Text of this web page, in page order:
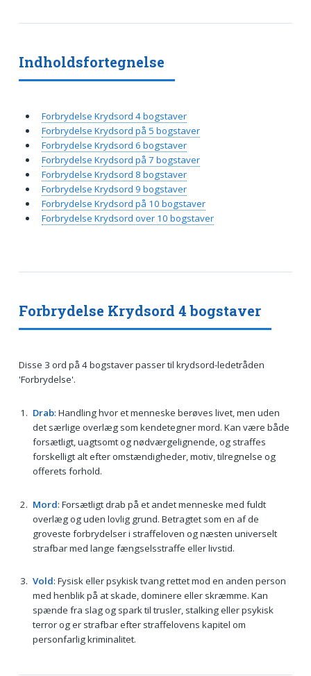
Forbrydelse Krydsord 4 bogstaver
Disse 3 ord på 4 bogstaver passer til krydsord-ledetråden
'Forbrydelse'.
Drab: Handling hvor et menneske berøves livet, men uden
det særlige overlæg som kendetegner mord. Kan være både
forsætligt, uagtsomt og nødværgelignende, og straffes
forskelligt alt efter omstændigheder, motiv, tilregnelse og
offerets forhold.
Mord: Forsætligt drab på et andet menneske med fuldt
overlæg og uden lovlig grund. Betragtet som en af de
groveste forbrydelser i straffeloven og næsten universelt
strafbar med lange fængselsstraffe eller livstid.
Vold: Fysisk eller psykisk tvang rettet mod en anden person
med henblik på at skade, dominere eller skræmme. Kan
spænde fra slag og spark til trusler, stalking eller psykisk
terror og er strafbar efter straffelovens kapitel om
personfarlig kriminalitet.
Indholdsfortegnelse
Forbrydelse Krydsord 4 bogstaver
Forbrydelse Krydsord på 5 bogstaver
Forbrydelse Krydsord 6 bogstaver
Forbrydelse Krydsord på 7 bogstaver
Forbrydelse Krydsord 8 bogstaver
Forbrydelse Krydsord 9 bogstaver
Forbrydelse Krydsord på 10 bogstaver
Forbrydelse Krydsord over 10 bogstaver